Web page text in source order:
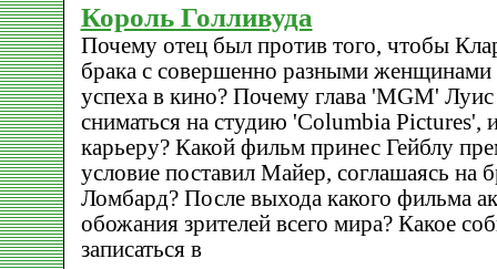
Король Голливуда
Почему отец был против того, чтобы
брака с совершенно разными женщинами
успеха в кино? Почему глава 'MGM'
сниматься на студию 'Columbia Pictures',
карьеру? Какой фильм принес Гейблу
условие поставил Майер, соглашаясь на
Ломбард? После выхода какого фильма
обожания зрителей всего мира? Какое
записаться в